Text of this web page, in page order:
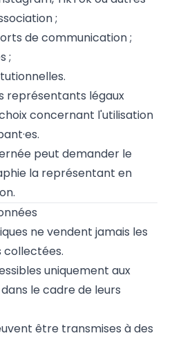
;
de communication ;
;
représentants légaux
concernant l'utilisation
peut demander le
la représentant en
ne vendent jamais les
collectées.
uniquement aux
le cadre de leurs
être transmises à des